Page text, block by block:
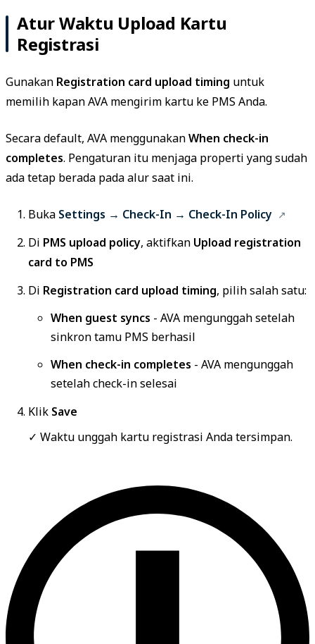
Atur Waktu Upload Kartu
Registrasi
Gunakan Registration card upload timing untuk
memilih kapan AVA mengirim kartu ke PMS Anda.
Secara default, AVA menggunakanWhen check-in
completes. Pengaturan itu menjaga properti yang sudah
ada tetap berada pada alur saat ini.
Buka Settings → Check-In → Check-In Policy
Di PMS upload policy, aktifkan Upload registration
card to PMS
Di Registration card upload timing, pilih salah satu:
When guest syncs - AVA mengunggah setelah
sinkron tamu PMS berhasil
When check-in completes - AVA mengunggah
setelah check-in selesai
Klik Save
✓ Waktu unggah kartu registrasi Anda tersimpan.